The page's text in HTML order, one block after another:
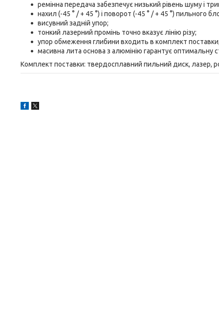
ремінна передача забезпечує низький рівень шуму і
нахил (-45 ° / + 45 °) і поворот (-45 ° / + 45 °) пильного
висувний задній упор;
тонкий лазерний промінь точно вказує лінію різу;
упор обмеження глибини входить в комплект
масивна лита основа з алюмінію гарантує оптимальну
Комплект поставки: твердосплавний пильний диск, лазер,